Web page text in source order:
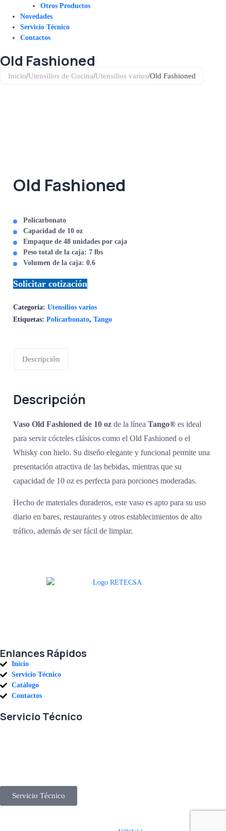
Otros Productos
Novedades
Servicio Técnico
Contactos
Old Fashioned
Inicio/Utensilios de Cocina/Utensilios varios/Old Fashioned
Old Fashioned
Policarbonato
Capacidad de 10 oz
Empaque de 48 unidades por caja
Peso total de la caja: 7 lbs
Volumen de la caja: 0.6
Solicitar cotización
Categoría:Utensilios varios
Etiquetas:Policarbonato,Tango
Descripción
Descripción
Vaso Old Fashioned de 10 oz de la líneaTango® es ideal
para servir cócteles clásicos como el Old Fashioned o el
Whisky con hielo. Su diseño elegante y funcional permite una
presentación atractiva de las bebidas, mientras que su
capacidad de 10 oz es perfecta para porciones moderadas.
Hecho de materiales duraderos, este vaso es apto para su uso
diario en bares, restaurantes y otros establecimientos de alto
tráfico, además de ser fácil de limpiar.
Enlances Rápidos
Inicio
Servicio Técnico
Catálogo
Contactos
Servicio Técnico
Servicio Técnico